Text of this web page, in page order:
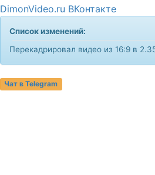
DimonVideo.ru ВКонтакте
Список изменений:
Перекадрировал видео из 16:9 в
Чат в Telegram